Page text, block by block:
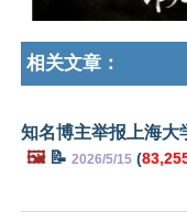
相关文章：
知名博主举报上海大
🖼️📝 2026/5/15 (